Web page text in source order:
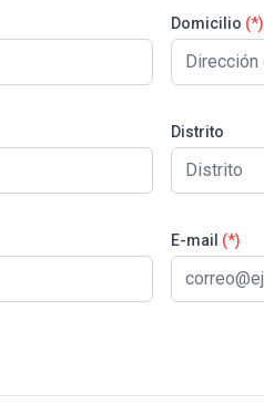
Domicilio (*)
Distrito
E-mail (*)